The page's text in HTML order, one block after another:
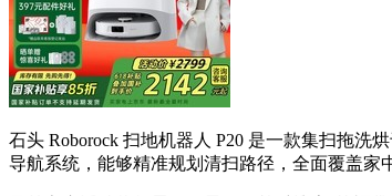
石头 Roborock 扫地机器人 P20 是一款集扫拖
导航系统，能够精准规划清扫路径，全面覆盖家